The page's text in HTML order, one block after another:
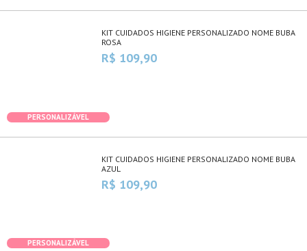
KIT CUIDADOS HIGIENE PERSONALIZADO NOME BUBA
ROSA
R$ 109,90
PERSONALIZÁVEL
KIT CUIDADOS HIGIENE PERSONALIZADO NOME BUBA
AZUL
R$ 109,90
PERSONALIZÁVEL